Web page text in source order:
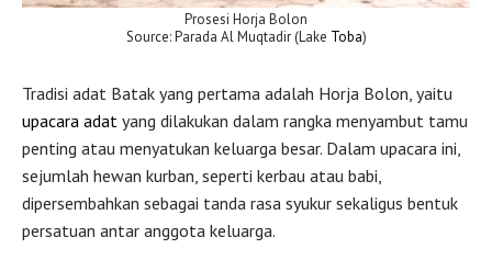
Prosesi Horja Bolon
Source: Parada Al Muqtadir (Lake Toba)
Tradisi adat Batak yang pertama adalah Horja Bolon, yaitu
upacara adat yang dilakukan dalam rangka menyambut tamu
penting atau menyatukan keluarga besar. Dalam upacara ini,
sejumlah hewan kurban, seperti kerbau atau babi,
dipersembahkan sebagai tanda rasa syukur sekaligus bentuk
persatuan antar anggota keluarga.